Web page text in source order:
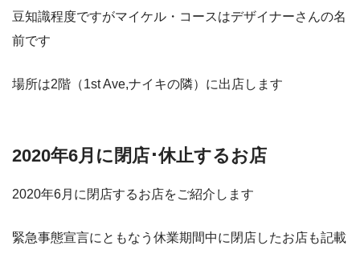
豆知識程度ですがマイケル・コースはデザイナーさんの名
前です
場所は2階（1st Ave,ナイキの隣）に出店します
2020年6月に閉店･休止するお店
2020年6月に閉店するお店をご紹介します
緊急事態宣言にともなう休業期間中に閉店したお店も記載